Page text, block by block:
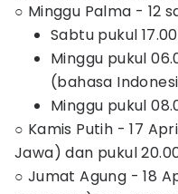
○ Minggu Palma - 12
Sabtu pukul
Minggu pukul
(bahasa
Minggu pukul
○ Kamis Putih - 17
Jawa) dan pukul
○ Jumat Agung - 18